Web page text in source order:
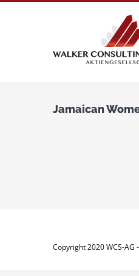
Jamaican
Copyright 2020 WCS-AG